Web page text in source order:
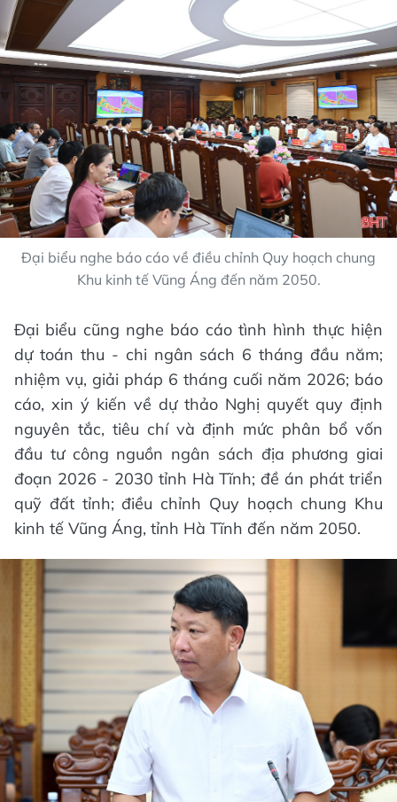
Đại biểu nghe báo cáo về điều chỉnh Quy hoạch chung
Khu kinh tế Vũng Áng đến năm 2050.
Đại biểu cũng nghe báo cáo tình hình thực hiện
dự toán thu - chi ngân sách 6 tháng đầu năm;
nhiệm vụ, giải pháp 6 tháng cuối năm 2026; báo
cáo, xin ý kiến về dự thảo Nghị quyết quy định
nguyên tắc, tiêu chí và định mức phân bổ vốn
đầu tư công nguồn ngân sách địa phương giai
đoạn 2026 - 2030 tỉnh Hà Tĩnh; đề án phát triển
quỹ đất tỉnh; điều chỉnh Quy hoạch chung Khu
kinh tế Vũng Áng, tỉnh Hà Tĩnh đến năm 2050.